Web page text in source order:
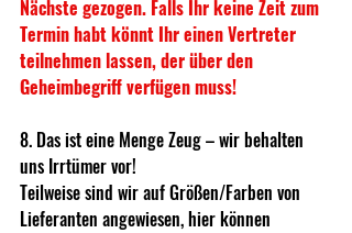
Nächste gezogen. Falls Ihr keine Zeit zum
Termin habt könnt Ihr einen Vertreter
teilnehmen lassen, der über den
Geheimbegriff verfügen muss!
8. Das ist eine Menge Zeug – wir behalten
uns Irrtümer vor!
Teilweise sind wir auf Größen/Farben von
Lieferanten angewiesen, hier können